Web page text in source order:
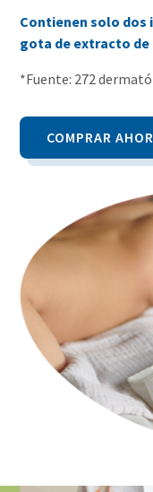
Contienen solo dos
gota de extracto
*Fuente: 272
COMPRAR